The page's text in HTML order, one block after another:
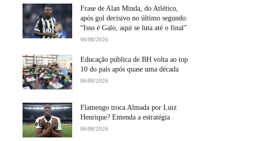
Frase de Alan Minda, do Atlético,
após gol decisivo no último segundo:
“Isso é Galo, aqui se luta até o final”
06/08/2026
Educação pública de BH volta ao top
10 do país após quase uma década
06/08/2026
Flamengo troca Almada por Luiz
Henrique? Entenda a estratégia
06/08/2026